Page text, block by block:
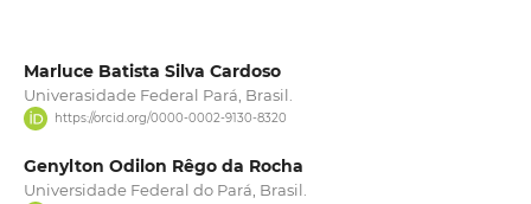
Marluce Batista Silva Cardoso
Univerasidade Federal Pará, Brasil.
https://orcid.org/0000-0002-9130-8320
Genylton Odilon Rêgo da Rocha
Universidade Federal do Pará, Brasil.